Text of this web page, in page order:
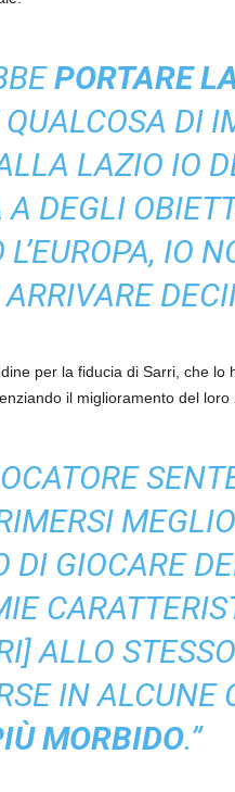
PORTARE
QUALCOSA DI
LAZIO IO
A DEGLI
IO
per la fiducia di Sarri, che lo
il miglioramento del loro
DI GIOCARE
ALLO
IN ALCUNE
MORBIDO.”